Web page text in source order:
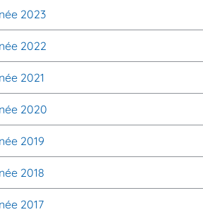
2023
2022
2021
2020
2019
2018
2017